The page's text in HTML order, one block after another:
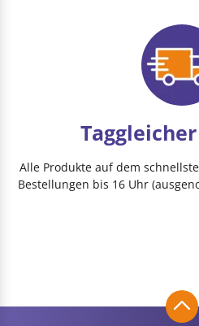
Alle Produkte auf dem
Bestellungen bis 16 Uhr